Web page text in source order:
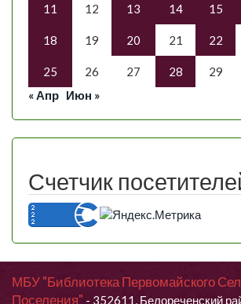
11 12 13 14 15
18 19 20 21 22
25 26 27 28 29
« Апр Июн »
Счетчик
МБУ "Библиотека Первомайского
Поселения" - 352611, Белореченский